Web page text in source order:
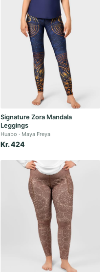
Signature Zora Mandala
Leggings
Huabo Maya Freya
Kr. 424